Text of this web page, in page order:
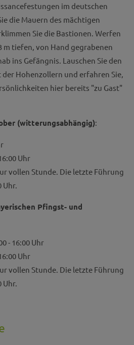
im deutschen
die Mauern des mächtigen
Sie die Bastionen. Werfen
m tiefen, von Hand gegrabenen
ins Gefängnis. Lauschen Sie den
der Hohenzollern und erfahren Sie,
hier bereits "zu Gast"
(witterungsabhängig):
Uhr
vollen Stunde. Die letzte Führung
Uhr.
Pfingst- und
- 16:00 Uhr
Uhr
vollen Stunde. Die letzte Führung
Uhr.